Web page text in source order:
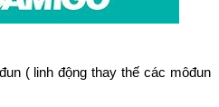
( linh động thay thế các môđun